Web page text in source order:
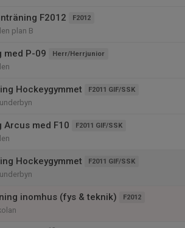
F2012 F2012
plan B
med P-09 Herr/Herrjunior
Hockeygymmet F2011 GIF/SSK
Arcus med F10 F2011 GIF/SSK
Hockeygymmet F2011 GIF/SSK
inomhus (fys & teknik) F2012